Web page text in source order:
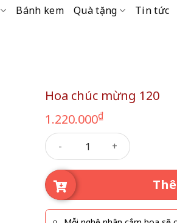
Bánh kem Quà tặng Tin tức
Hoa chúc mừng 120
1.220.000₫
Hoa chúc mừng 120 số lượng